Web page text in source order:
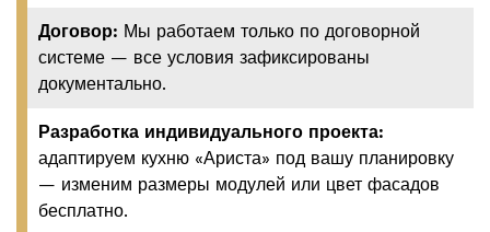
Договор: Мы работаем только по договорной
системе — все условия зафиксированы
документально.
Разработка индивидуального проекта:
адаптируем кухню «Ариста» под вашу планировку
— изменим размеры модулей или цвет фасадов
бесплатно.